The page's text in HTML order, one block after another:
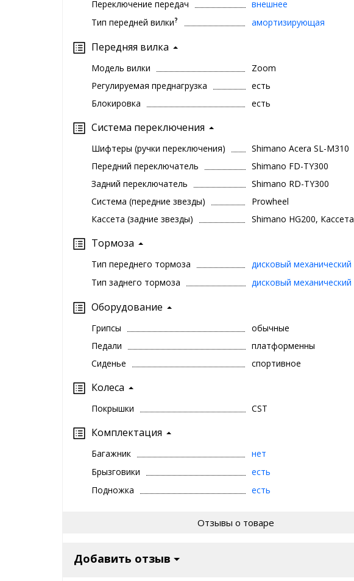
Переключение передач
внешнее
Тип передней вилки? амортизирующая
Передняя вилка
Модель вилки
Zoom
Регулируемая преднагрузка
есть
Блокировка
есть
Система переключения
Шифтеры (ручки переключения)
Shimano Acera SL-M310
Передний переключатель
Shimano FD-TY300
Задний переключатель
Shimano RD-TY300
Система (передние звезды)
Prowheel
Кассета (задние звезды)
Shimano HG200, Кассета
Тормоза
Тип переднего тормоза
дисковый механический
Тип заднего тормоза
дисковый механический
Оборудование
Грипсы
обычные
Педали
платформенны
Сиденье
спортивное
Колеса
Покрышки CST
Комплектация
Багажник
нет
Брызговики
есть
Подножка
есть
Отзывы о товаре
Добавить отзыв